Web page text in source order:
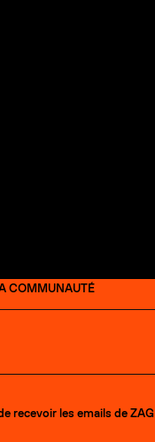
COMMUNAUTÉ
à la newsletter
recevoir les emails de ZAG